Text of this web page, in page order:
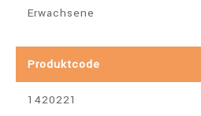
Erwachsene
Produktcode
1420221